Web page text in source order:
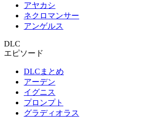
アヤカシ
ネクロマンサー
アンゲルス
DLC
エピソード
DLCまとめ
アーデン
イグニス
プロンプト
グラディオラス